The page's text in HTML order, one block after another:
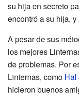
su hija en secreto
encontró a su hija,
A pesar de sus
los mejores
de problemas. Por
Linternas, como Hal
hicieron buenos